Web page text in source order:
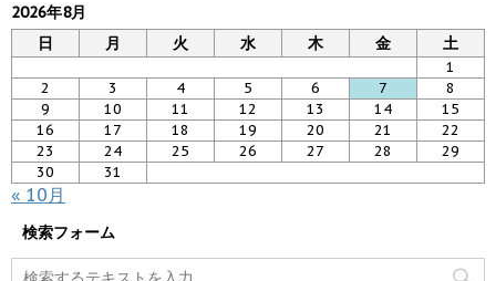
2026年8月
日
月 火 水 木 金 土
1
2
3 4 5 6 7
8
9
10 11 12 13 14
15
16
17 18 19 20 21
22
23
24 25 26 27 28
29
30
31
« 10月
検索フォーム